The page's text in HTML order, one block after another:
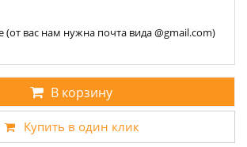
(от вас нам нужна почта вида @gmail.com)
В корзину
Купить в один клик